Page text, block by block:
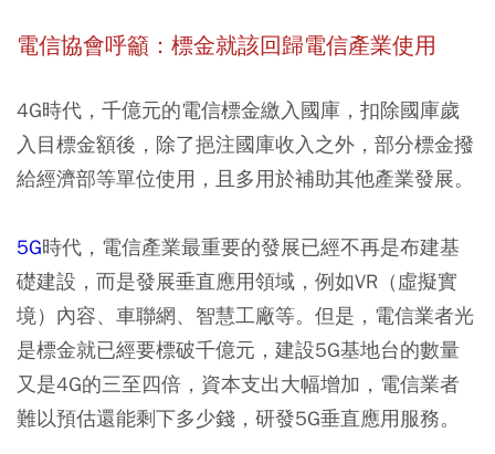
電信協會呼籲：標金就該回歸電信產業使用
4G時代，千億元的電信標金繳入國庫，扣除國庫歲
入目標金額後，除了挹注國庫收入之外，部分標金撥
給經濟部等單位使用，且多用於補助其他產業發展。
5G時代，電信產業最重要的發展已經不再是布建基
礎建設，而是發展垂直應用領域，例如VR（虛擬實
境）內容、車聯網、智慧工廠等。但是，電信業者光
是標金就已經要標破千億元，建設5G基地台的數量
又是4G的三至四倍，資本支出大幅增加，電信業者
難以預估還能剩下多少錢，研發5G垂直應用服務。